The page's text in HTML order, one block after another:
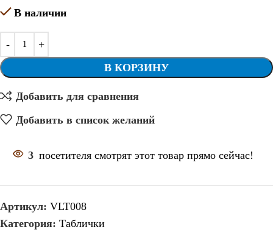
В наличии
В КОРЗИНУ
Добавить для сравнения
Добавить в список желаний
3 посетителя смотрят этот товар прямо сейчас!
Артикул: VLT008
Категория: Таблички